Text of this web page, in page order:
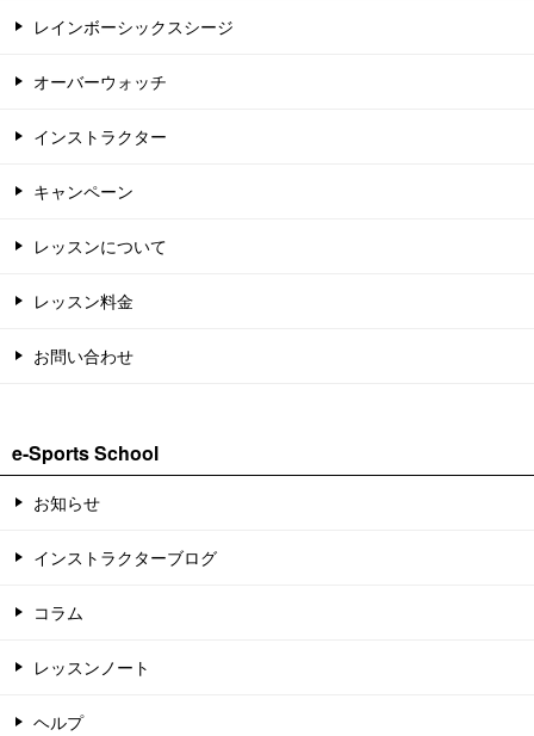
レインボーシックスシージ
オーバーウォッチ
インストラクター
キャンペーン
レッスンについて
レッスン料金
お問い合わせ
e-Sports School
お知らせ
インストラクターブログ
コラム
レッスンノート
ヘルプ